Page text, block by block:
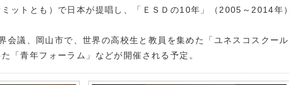
ットとも）で日本が提唱し、「ＥＳＤの10年」（2005～2014年）
議、岡山市で、世界の高校生と教員を集めた「ユネスコスクール
「青年フォーラム」などが開催される予定。